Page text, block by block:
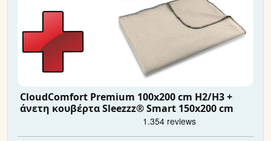
CloudComfort Premium 100x200 cm H2/H3 +
άνετη κουβέρτα Sleezzz® Smart 150x200 cm